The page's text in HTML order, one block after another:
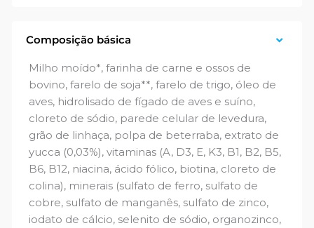
Composição básica
Milho moído*, farinha de carne e ossos de
bovino, farelo de soja**, farelo de trigo, óleo de
aves, hidrolisado de fígado de aves e suíno,
cloreto de sódio, parede celular de levedura,
grão de linhaça, polpa de beterraba, extrato de
yucca (0,03%), vitaminas (A, D3, E, K3, B1, B2, B5,
B6, B12, niacina, ácido fólico, biotina, cloreto de
colina), minerais (sulfato de ferro, sulfato de
cobre, sulfato de manganês, sulfato de zinco,
iodato de cálcio, selenito de sódio, organozinco,